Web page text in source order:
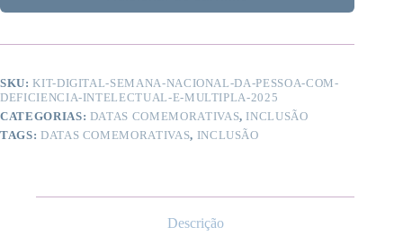
SKU:KIT-DIGITAL-SEMANA-NACIONAL-DA-PESSOA-COM-
DEFICIENCIA-INTELECTUAL-E-MULTIPLA-2025
CATEGORIAS: DATAS COMEMORATIVAS, INCLUSÃO
TAGS: DATAS COMEMORATIVAS, INCLUSÃO
Descrição